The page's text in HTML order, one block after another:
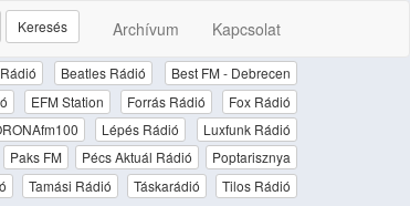
Archívum Kapcsolat
Keresés
Beatles Rádió
Best FM - Debrecen
EFM Station Forrás Rádió
Fox Rádió
Lépés Rádió
Luxfunk Rádió
Paks FM Pécs Aktuál Rádió
Poptarisznya
Tamási Rádió Táskarádió
Tilos Rádió